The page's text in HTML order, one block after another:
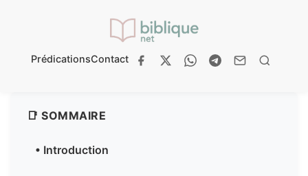
PrédicationsContact
📑 SOMMAIRE
• Introduction